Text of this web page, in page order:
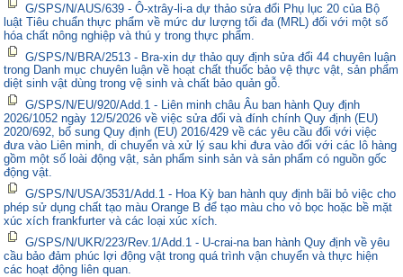
G/SPS/N/AUS/639 - Ô-xtrây-li-a dự thảo sửa đổi Phụ lục 20 của Bộ
luật Tiêu chuẩn thực phẩm về mức dư lượng tối đa (MRL) đối với một số
hóa chất nông nghiệp và thú y trong thực phẩm.
G/SPS/N/BRA/2513 - Bra-xin dự thảo quy định sửa đổi 44 chuyên luận
trong Danh mục chuyên luận về hoạt chất thuốc bảo vệ thực vật, sản phẩm
diệt sinh vật dùng trong vệ sinh và chất bảo quản gỗ.
G/SPS/N/EU/920/Add.1 - Liên minh châu Âu ban hành Quy định
2026/1052 ngày 12/5/2026 về việc sửa đổi và đính chính Quy định (EU)
2020/692, bổ sung Quy định (EU) 2016/429 về các yêu cầu đối với việc
đưa vào Liên minh, di chuyển và xử lý sau khi đưa vào đối với các lô hàng
gồm một số loài động vật, sản phẩm sinh sản và sản phẩm có nguồn gốc
động vật.
G/SPS/N/USA/3531/Add.1 - Hoa Kỳ ban hành quy định bãi bỏ việc cho
phép sử dụng chất tạo màu Orange B để tạo màu cho vỏ bọc hoặc bề mặt
xúc xích frankfurter và các loại xúc xích.
G/SPS/N/UKR/223/Rev.1/Add.1 - U-crai-na ban hành Quy định về yêu
cầu bảo đảm phúc lợi động vật trong quá trình vận chuyển và thực hiện
các hoạt động liên quan.